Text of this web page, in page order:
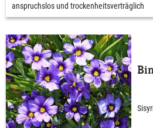
anspruchslos und trockenheitsverträglich